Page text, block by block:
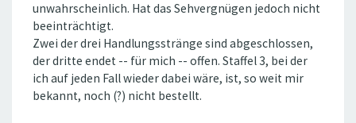
unwahrscheinlich. Hat das Sehvergnügen jedoch nicht
beeinträchtigt.
Zwei der drei Handlungsstränge sind abgeschlossen,
der dritte endet -- für mich -- offen. Staffel 3, bei der
ich auf jeden Fall wieder dabei wäre, ist, so weit mir
bekannt, noch (?) nicht bestellt.